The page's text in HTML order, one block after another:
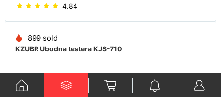
4.84
899 sold
KZUBR Ubodna testera KJS-710